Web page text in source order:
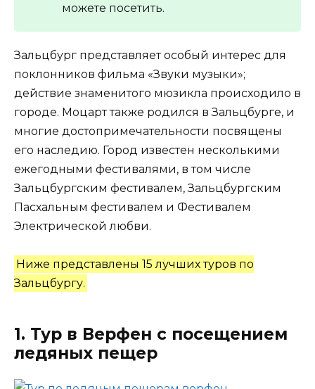
можете посетить.
Зальцбург представляет особый интерес для
поклонников фильма «Звуки музыки»;
действие знаменитого мюзикла происходило в
городе. Моцарт также родился в Зальцбурге, и
многие достопримечательности посвящены
его наследию. Город известен несколькими
ежегодными фестивалями, в том числе
Зальцбургским фестивалем, Зальцбургским
Пасхальным фестивалем и Фестивалем
Электрической любви.
Ниже представлены 15 лучших туров по
Зальцбургу.
1. Тур в Верфен с посещением
ледяных пещер